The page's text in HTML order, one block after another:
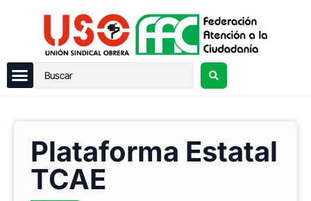
Plataforma Estatal
TCAE